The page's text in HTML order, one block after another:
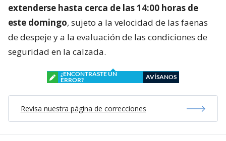
extenderse hasta cerca de las 14:00 horas de
este domingo, sujeto a la velocidad de las faenas
de despeje y a la evaluación de las condiciones de
seguridad en la calzada.
¿ENCONTRASTE UN
ERROR?
AVÍSANOS
Revisa nuestra página de correcciones